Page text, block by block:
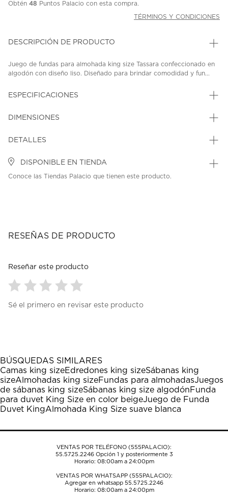
Obtén 48 Puntos Palacio con esta compra.
TÉRMINOS Y CONDICIONES
DESCRIPCIÓN DE PRODUCTO
Juego de fundas para almohada king size Tassara confeccionado en
algodón con diseño liso. Diseñado para brindar comodidad y fun...
ESPECIFICACIONES
DIMENSIONES
DETALLES
DISPONIBLE EN TIENDA
Conoce las Tiendas Palacio que tienen este producto.
RESEÑAS DE PRODUCTO
Reseñar este producto
para
1
estrella
Esta
acción
abrirá
el
formulario
envío.
para
estrellas.
Esta
acción
abrirá
el
formulario
envío.
para
estrellas.
Esta
acción
abrirá
el
formulario
envío.
para
estrellas.
Esta
acción
abrirá
el
formulario
envío.
para
estrellas.
Esta
acción
abrirá
el
formulario
envío.
Sé el primero en revisar este producto
BÚSQUEDAS SIMILARES
Camas king sizeEdredones king sizeSábanas king
sizeAlmohadas king sizeFundas para almohadasJuegos
de sábanas king sizeSábanas king size algodónFunda
para duvet King Size en color beigeJuego de Funda
Duvet KingAlmohada King Size suave blanca
VENTAS POR TELÉFONO (555PALACIO):
55.5725.2246Opción 1 y posteriormente 3
Horario: 08:00am a 24:00pm
VENTAS POR WHATSAPP (555PALACIO):
Agregar en whatsapp 55.5725.2246
Horario: 08:00am a 24:00pm